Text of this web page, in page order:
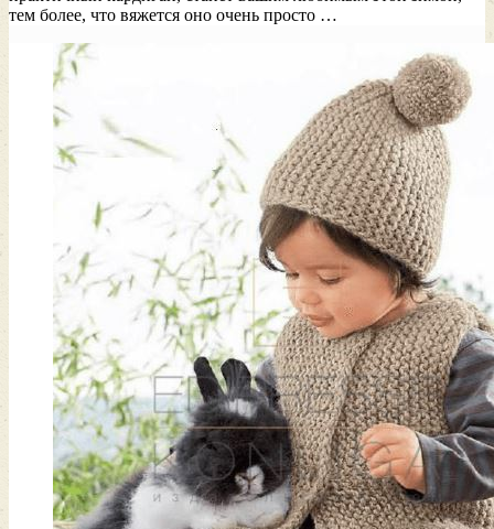
тем более, что вяжется оно очень просто …